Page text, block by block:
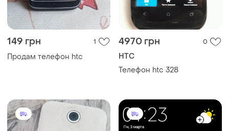
149 грн 1
Продам телефон htc
4970 грн 0
HTC
Телефон htc 328